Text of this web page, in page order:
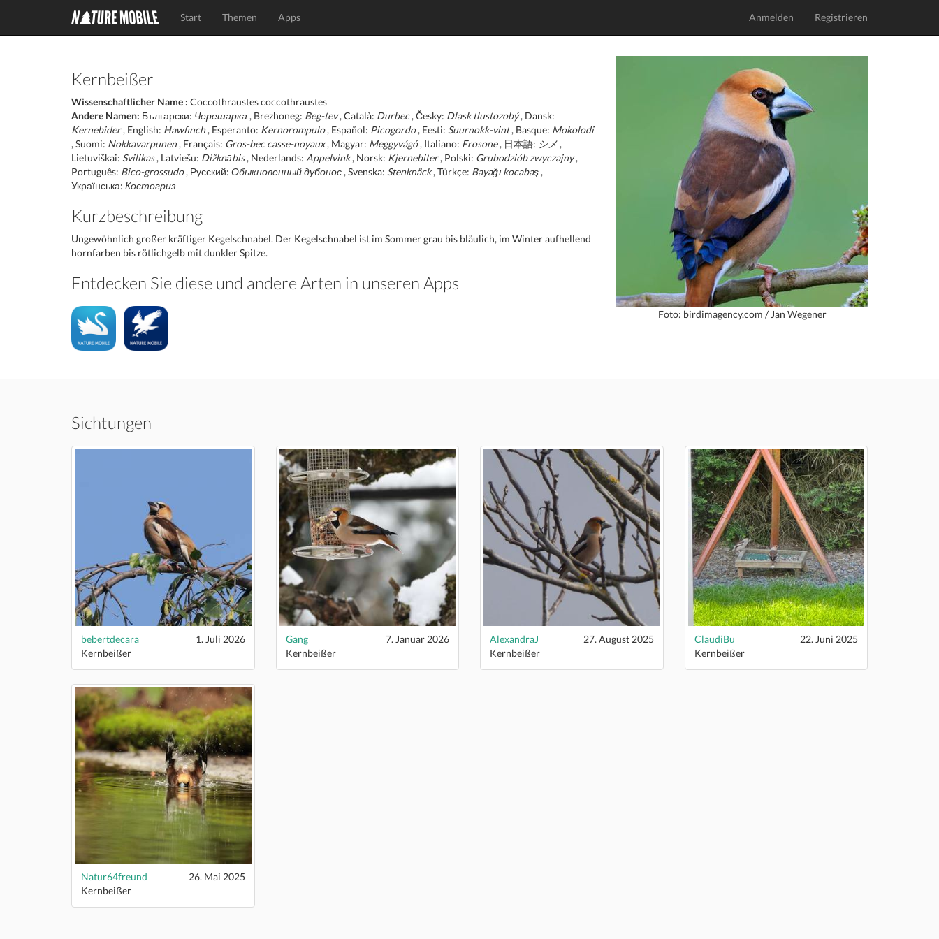
Start Themen Apps Anmelden Registrieren
Kernbeißer
Wissenschaftlicher Name : Coccothraustes coccothraustes
Andere Namen: Български: Черешарка , Brezhoneg: Beg-tev, Català: Durbec, Česky: Dlask tlustozobý, Dansk:
Kernebider, English: Hawfinch, Esperanto: Kernorompulo, Español: Picogordo, Eesti: Suurnokk-vint, Basque: Mokolodi
, Suomi: Nokkavarpunen, Français: Gros-bec casse-noyaux, Magyar: Meggyvágó, Italiano: Frosone, 日本語: シメ ,
Lietuviškai: Svilikas, Latviešu: Dižknābis, Nederlands: Appelvink, Norsk: Kjernebiter, Polski: Grubodziób zwyczajny,
Português: Bico-grossudo, Русский: Обыкновенный дубонос , Svenska: Stenknäck, Türkçe: Bayağı kocabaş ,
Українська: Костогриз
Kurzbeschreibung
Ungewöhnlich großer kräftiger Kegelschnabel. Der Kegelschnabel ist im Sommer grau bis bläulich, im Winter aufhellend
hornfarben bis rötlichgelb mit dunkler Spitze.
Entdecken Sie diese und andere Arten in unseren Apps
Foto: birdimagency.com / Jan Wegener
Sichtungen
bebertdecara
1. Juli 2026
Kernbeißer
Gang
7. Januar 2026
Kernbeißer
AlexandraJ
27. August 2025
Kernbeißer
ClaudiBu
22. Juni 2025
Kernbeißer
Natur64freund
26. Mai 2025
Kernbeißer